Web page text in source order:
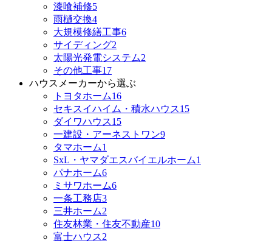
漆喰補修5
雨樋交換4
大規模修繕工事6
サイディング2
太陽光発電システム2
その他工事17
ハウスメーカーから選ぶ
トヨタホーム16
セキスイハイム・積水ハウス15
ダイワハウス15
一建設・アーネストワン9
タマホーム1
SxL・ヤマダエスバイエルホーム1
パナホーム6
ミサワホーム6
一条工務店3
三井ホーム2
住友林業・住友不動産10
富士ハウス2